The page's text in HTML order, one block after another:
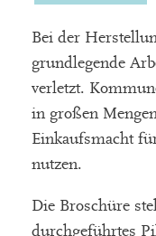
Bei der
grundlegende
verletzt.
in großen
Einkaufsmacht
nutzen.
Die Broschüre
durchgeführtes